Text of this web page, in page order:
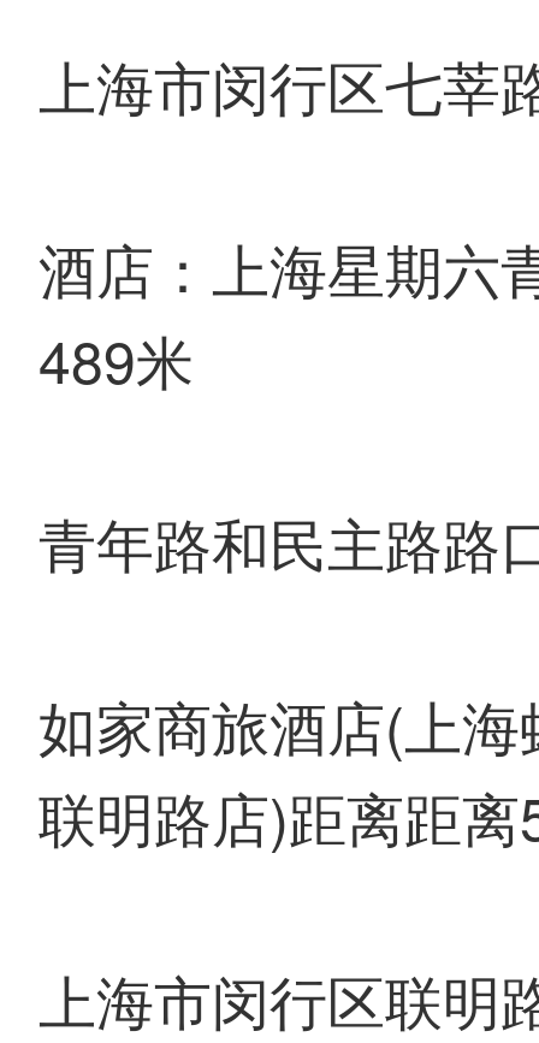
上海市闵行区七莘
酒店：上海星期六
489米
青年路和民主路路
如家商旅酒店(上
联明路店)距离距
上海市闵行区联明